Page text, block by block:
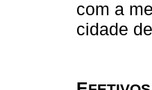
com a
cidade